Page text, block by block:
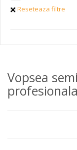
Reseteaza filtre
Vopsea
profesionala